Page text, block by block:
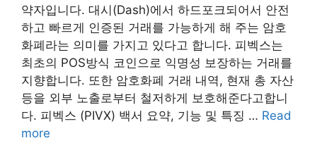
약자입니다. 대시(Dash)에서 하드포크되어서 안전
하고 빠르게 인증된 거래를 가능하게 해 주는 암호
화폐라는 의미를 가지고 있다고 합니다. 피벡스는
최초의 POS방식 코인으로 익명성 보장하는 거래를
지향합니다. 또한 암호화폐 거래 내역, 현재 총 자산
등을 외부 노출로부터 철저하게 보호해준다고합니
다. 피벡스 (PIVX) 백서 요약, 기능 및 특징 … Read
more